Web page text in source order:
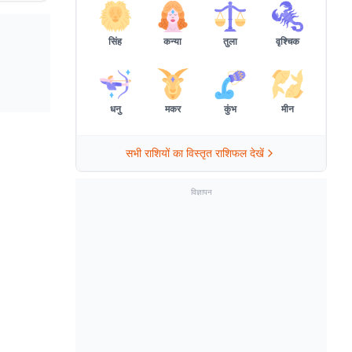
सिंह कन्या तुला वृश्चिक
धनु मकर कुंभ मीन
सभी राशियों का विस्तृत राशिफल देखें
विज्ञापन